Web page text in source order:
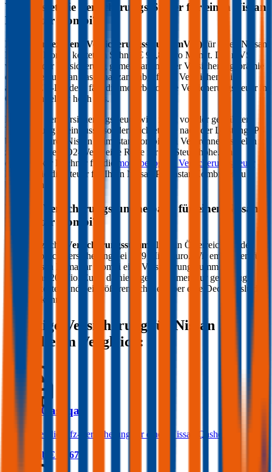
Was kostet die Versicherungs-Steuer für einen
Nissan
Primastar Kombi?
Die motorbezogene Versicherungssteuer (mVSt) für einen Nissan
Primastar Kombi
kostet im Schnitt € 92,88
pro Monat. Die mVSt
wird von der Versicherung gemeinsam mit der Versicherungsprämie
eingehoben und an das Finanzamt abgeführt. Verglichen mit
anderen EU-Ländern fällt die motorbezogene Versicherungssteuer in
Österreich relativ hoch aus.
Die Höhe der Versicherungssteuer wird nicht von der gewählten
Versicherung beeinflusst, sondern richtet sich nach der Leistung (PS
bzw. kW) Ihres
Nissan Primastar Kombi . Bei Verbrennern spielen
zusätzlich die CO2-Werte eine Rolle für die Steuerhöhe. Im
durchblicker Rechner für die
motorbezogene Versicherungssteuer
können Sie die Steuer für Ihren Nissan Primastar Kombi
genau
berechnen.
Welche Versicherungssumme passt für einen
Nissan
Primastar Kombi?
Die gesetzliche Versicherungssumme liegt in Österreich bei der
Kfz-Haftpflichtversicherung bei 7,79 Mio. Euro. Wir empfehlen für
Nissan Primastar Kombi eine Versicherungssumme von
mindestens 20 Mio. Euro, da niedrigere Summen nur geringfügig
weniger kosten und bei größeren Schäden aber eine Deckungslücke
auftreten könnte.
Günstige Versicherung für Nissan
Modelle im Vergleich:
Nissan Qashqai
Was kostet die Kfz-Versicherung für einen Nissan Qashqai?
Prämie ab
€ 62,67